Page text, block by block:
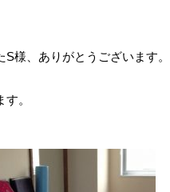
様、ありがとうございます。
。